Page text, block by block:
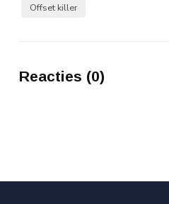
Offset killer
Reacties (0)